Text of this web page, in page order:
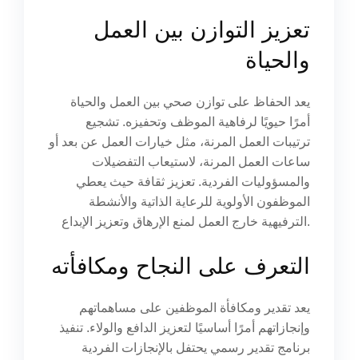
تعزيز التوازن بين العمل
والحياة
يعد الحفاظ على توازن صحي بين العمل والحياة
أمرًا حيويًا لرفاهية الموظف وتحفيزه. تشجيع
ترتيبات العمل المرنة، مثل خيارات العمل عن بعد أو
ساعات العمل المرنة، لاستيعاب التفضيلات
والمسؤوليات الفردية. تعزيز ثقافة حيث يعطي
الموظفون الأولوية للرعاية الذاتية والأنشطة
الترفيهية خارج العمل لمنع الإرهاق وتعزيز الإبداع.
التعرف على النجاح ومكافأته
يعد تقدير ومكافأة الموظفين على مساهماتهم
وإنجازاتهم أمرًا أساسيًا لتعزيز الدافع والولاء. تنفيذ
برنامج تقدير رسمي يحتفل بالإنجازات الفردية